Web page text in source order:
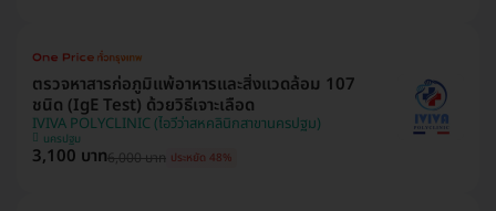
ตรวจหาสารก่อภูมิแพ้อาหารและสิ่งแวดล้อม 107
ชนิด (IgE Test) ด้วยวิธีเจาะเลือด
IVIVA POLYCLINIC (ไอวีว่าสหคลินิกสาขานครปฐม)
นครปฐม
3,100 บาท6,000 บาท ประหยัด 48%